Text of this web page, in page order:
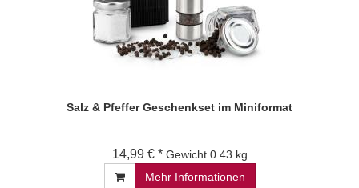
Salz & Pfeffer Geschenkset im Miniformat
14,99 € * Gewicht 0.43 kg
Mehr Informationen